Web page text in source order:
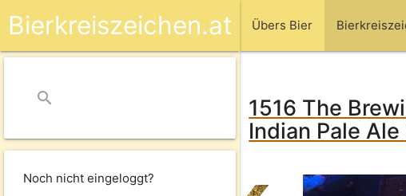
Übers Bier
Bierkreiszeichen.at
search
Noch nicht eingeloggt?
1516 The
Indian Pale